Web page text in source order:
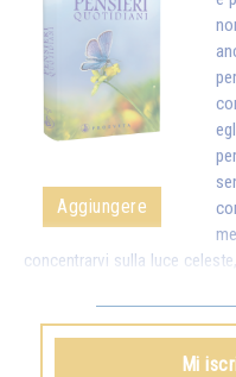
Aggiungere
concentrarvi sulla luce
vostro corpo con particelle
attirato la luce in voi, dovrete
mondo intero per aiutare tutti
Mi